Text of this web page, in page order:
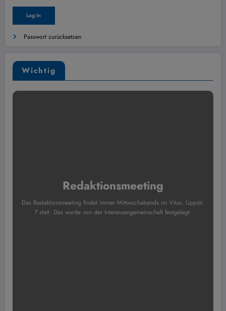
Passwort zurücksetzen
Wichtig
Redaktionsmeeting
Das Redaktionsmeeting findet immer Mittwochabends im Vitus, Lippstr.
7 statt. Das wurde von der Interessengemeinschaft festgelegt.